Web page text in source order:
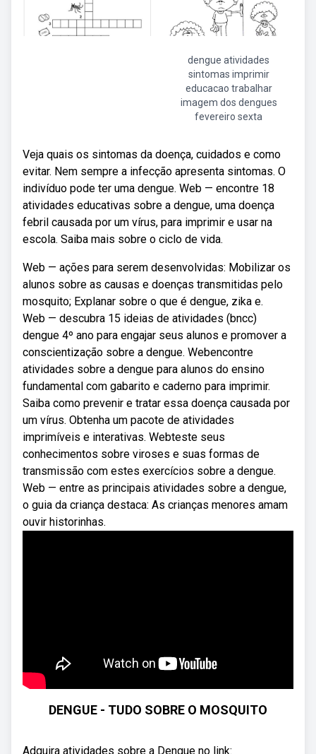
dengue atividades
sintomas imprimir
educacao trabalhar
imagem dos dengues
fevereiro sexta
Veja quais os sintomas da doença, cuidados e como
evitar. Nem sempre a infecção apresenta sintomas. O
indivíduo pode ter uma dengue. Web — encontre 18
atividades educativas sobre a dengue, uma doença
febril causada por um vírus, para imprimir e usar na
escola. Saiba mais sobre o ciclo de vida.
Web — ações para serem desenvolvidas: Mobilizar os
alunos sobre as causas e doenças transmitidas pelo
mosquito; Explanar sobre o que é dengue, zika e.
Web — descubra 15 ideias de atividades (bncc)
dengue 4º ano para engajar seus alunos e promover a
conscientização sobre a dengue. Webencontre
atividades sobre a dengue para alunos do ensino
fundamental com gabarito e caderno para imprimir.
Saiba como prevenir e tratar essa doença causada por
um vírus. Obtenha um pacote de atividades
imprimíveis e interativas. Webteste seus
conhecimentos sobre viroses e suas formas de
transmissão com estes exercícios sobre a dengue.
Web — entre as principais atividades sobre a dengue,
o guia da criança destaca: As crianças menores amam
ouvir historinhas.
DENGUE - TUDO SOBRE O MOSQUITO
Adquira atividades sobre a Dengue no link: